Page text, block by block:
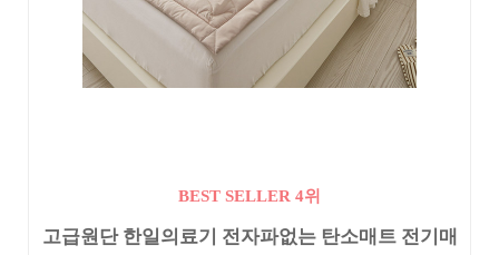
BEST SELLER 4위
고급원단 한일의료기 전자파없는 탄소매트 전기매